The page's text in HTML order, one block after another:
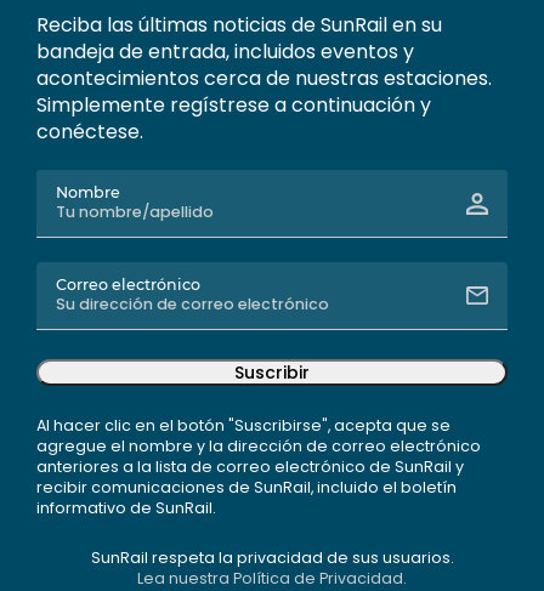
Reciba las últimas noticias de SunRail en su
bandeja de entrada, incluidos eventos y
acontecimientos cerca de nuestras estaciones.
Simplemente regístrese a continuación y
conéctese.
Nombre
Correo electrónico
Suscribir
Al hacer clic en el botón "Suscribirse", acepta que se
agregue el nombre y la dirección de correo electrónico
anteriores a la lista de correo electrónico de SunRail y
recibir comunicaciones de SunRail, incluido el boletín
informativo de SunRail.
SunRail respeta la privacidad de sus usuarios.
Lea nuestra Política de Privacidad.